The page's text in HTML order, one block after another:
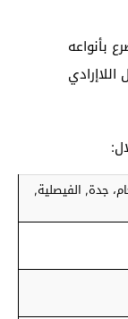
بأنواعه
جدة, الفيصلية,